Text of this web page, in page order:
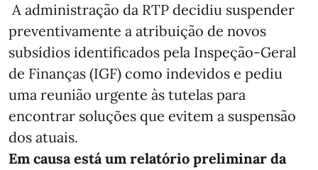
A administração da RTP decidiu suspender
preventivamente a atribuição de novos
subsídios identificados pela Inspeção-Geral
de Finanças (IGF) como indevidos e pediu
uma reunião urgente às tutelas para
encontrar soluções que evitem a suspensão
dos atuais.
Em causa está um relatório preliminar da